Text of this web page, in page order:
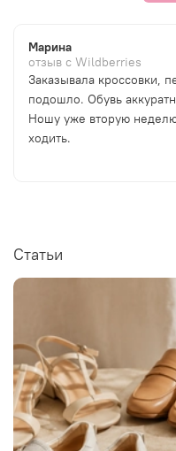
Марина
отзыв с Wildberries
Заказывала кроссовки,
подошло. Обувь
Ношу уже вторую
ходить.
Статьи